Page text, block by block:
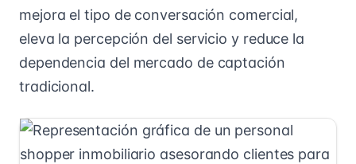
mejora el tipo de conversación comercial,
eleva la percepción del servicio y reduce la
dependencia del mercado de captación
tradicional.